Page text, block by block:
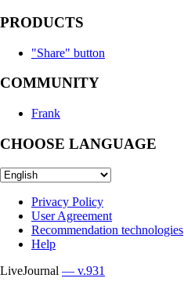
PRODUCTS
"Share" button
COMMUNITY
Frank
CHOOSE LANGUAGE
Privacy Policy
User Agreement
Recommendation technologies
Help
LiveJournal — v.931